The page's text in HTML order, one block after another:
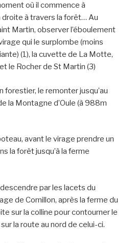
où il commence à
à travers la forêt… Au
Martin, observer l’éboulement
qui le surplombe (moins
(1), la cuvette de La Motte,
le Rocher de St Martin (3)
forestier, le remonter jusqu’au
la Montagne d’Oule (à 988m
avant le virage prendre un
la forêt jusqu’à la ferme
par les lacets du
de Cornillon, après la ferme du
sur la colline pour contourner le
la route au nord de celui-ci.